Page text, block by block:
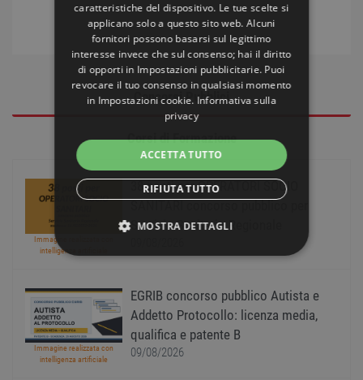
Concorsi Pubblici
Corsi di Formazione
Immagine realizzata con
intelligenza artificiale
38 posti per OPERATORI SOCIO
Servizio Sanitario Regionale
Immagine realizzata con
intelligenza artificiale
EGRIB concorso pubblico Autista e
Addetto Protocollo: licenza media,
qualifica e patente B
09/08/2026
caratteristiche del dispositivo. Le tue scelte si
applicano solo a questo sito web. Alcuni
fornitori possono basarsi sul legittimo
interesse invece che sul consenso; hai il diritto
di opporti in Impostazioni pubblicitarie. Puoi
revocare il tuo consenso in qualsiasi momento
in Impostazioni cookie. Informativa sulla
privacy
ACCETTA TUTTO
RIFIUTA TUTTO
MOSTRA DETTAGLI
PERFORMANCE
TARGETING